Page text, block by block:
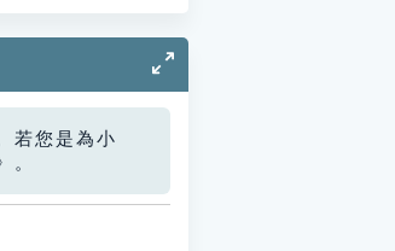
若您是為小
。